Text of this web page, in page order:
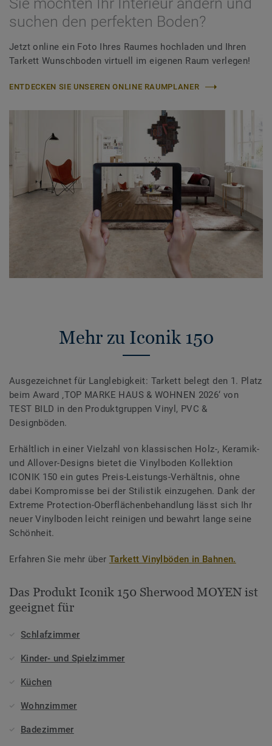
suchen den perfekten Boden?
Jetzt online ein Foto Ihres Raumes hochladen und Ihren
Tarkett Wunschboden virtuell im eigenen Raum verlegen!
ENTDECKEN SIE UNSEREN ONLINE RAUMPLANER
Mehr zu Iconik 150
Ausgezeichnet für Langlebigkeit: Tarkett belegt den 1. Platz
beim Award ‚TOP MARKE HAUS & WOHNEN 2026‘ von
TEST BILD in den Produktgruppen Vinyl, PVC &
Designböden.
Erhältlich in einer Vielzahl von klassischen Holz-, Keramik-
und Allover-Designs bietet die Vinylboden Kollektion
ICONIK 150 ein gutes Preis-Leistungs-Verhältnis, ohne
dabei Kompromisse bei der Stilistik einzugehen. Dank der
Extreme Protection-Oberflächenbehandlung lässt sich Ihr
neuer Vinylboden leicht reinigen und bewahrt lange seine
Schönheit.
Erfahren Sie mehr über Tarkett Vinylböden in Bahnen.
Das Produkt Iconik 150 Sherwood MOYEN ist
geeignet für
Schlafzimmer
Kinder- und Spielzimmer
Küchen
Wohnzimmer
Badezimmer